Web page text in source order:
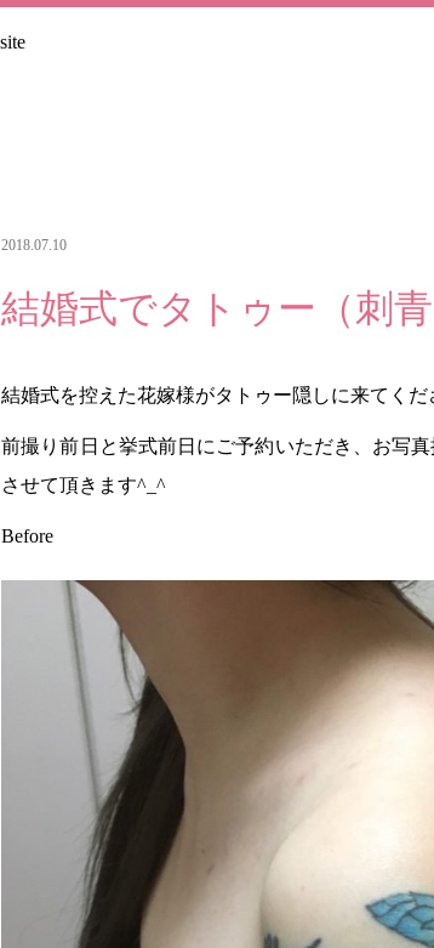
2018.07.10
結婚式でタトゥー（刺
結婚式を控えた花嫁様がタトゥー隠しに来てくだ
前撮り前日と挙式前日にご予約いただき、お写
させて頂きます^_^
Before